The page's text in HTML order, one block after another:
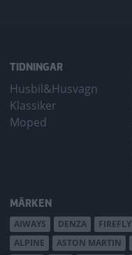
TIDNINGAR
Husbil&Husvagn
Klassiker
Moped
MÄRKEN
AIWAYS DENZA FIREFLY
ALPINE
ASTON MARTIN